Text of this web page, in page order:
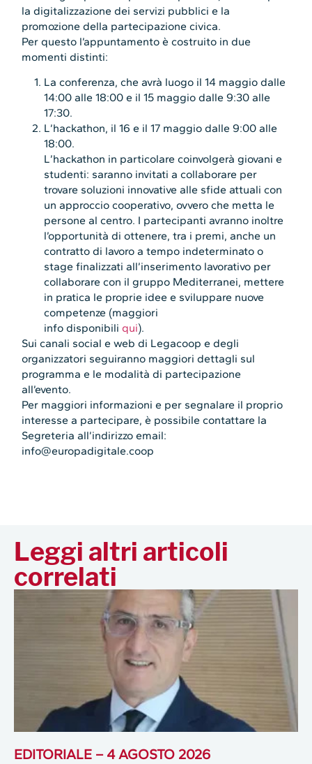
la digitalizzazione dei servizi pubblici e la
promozione della partecipazione civica.
Per questo l’appuntamento è costruito in due
momenti distinti:
La conferenza, che avrà luogo il 14 maggio dalle
14:00 alle 18:00 e il 15 maggio dalle 9:30 alle
17:30.
L’hackathon, il 16 e il 17 maggio dalle 9:00 alle
18:00.
L’hackathon in particolare coinvolgerà giovani e
studenti: saranno invitati a collaborare per
trovare soluzioni innovative alle sfide attuali con
un approccio cooperativo, ovvero che metta le
persone al centro. I partecipanti avranno inoltre
l’opportunità di ottenere, tra i premi, anche un
contratto di lavoro a tempo indeterminato o
stage finalizzati all’inserimento lavorativo per
collaborare con il gruppo Mediterranei, mettere
in pratica le proprie idee e sviluppare nuove
competenze (maggiori
info disponibiliqui).
Sui canali social e web di Legacoop e degli
organizzatori seguiranno maggiori dettagli sul
programma e le modalità di partecipazione
all’evento.
Per maggiori informazioni e per segnalare il proprio
interesse a partecipare, è possibile contattare la
Segreteria all’indirizzo email:
info@europadigitale.coop
Leggi altri articoli
correlati
EDITORIALE – 4 AGOSTO 2026